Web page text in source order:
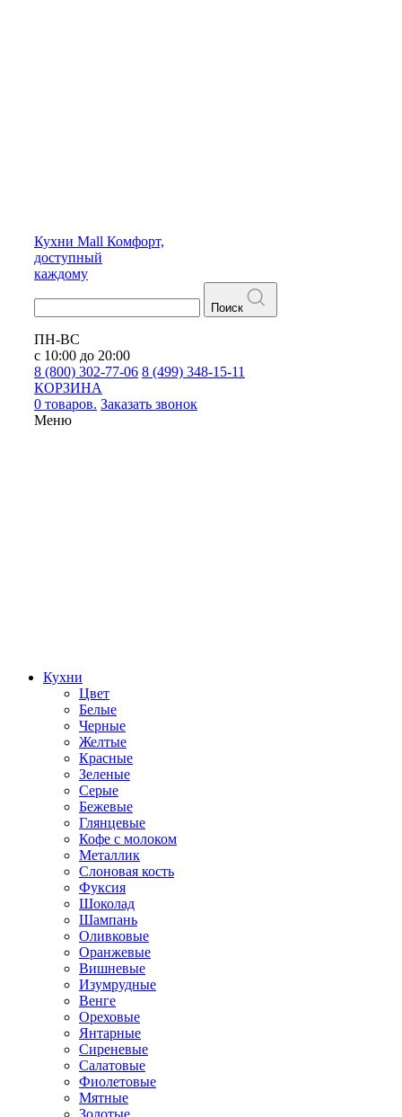
Кухни Mall Комфорт,
доступный
каждому
Поиск
ПН-ВС
с 10:00 до 20:00
8 (800) 302-77-06 8 (499) 348-15-11
КОРЗИНА
0 товаров. Заказать звонок
Меню
Кухни
Цвет
Белые
Черные
Желтые
Красные
Зеленые
Серые
Бежевые
Глянцевые
Кофе с молоком
Металлик
Слоновая кость
Фуксия
Шоколад
Шампань
Оливковые
Оранжевые
Вишневые
Изумрудные
Венге
Ореховые
Янтарные
Сиреневые
Салатовые
Фиолетовые
Мятные
Золотые